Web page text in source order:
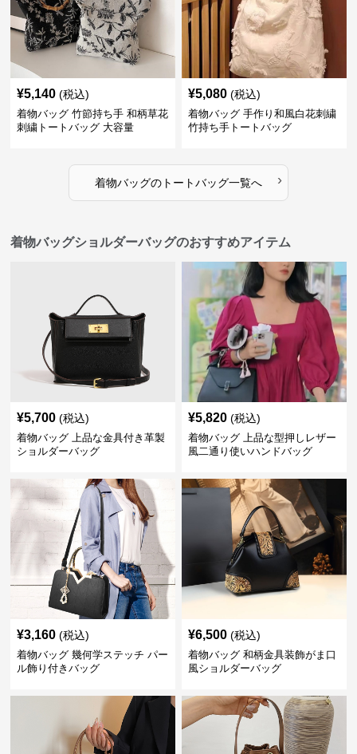
¥5,140 (税込)
着物バッグ 竹節持ち手 和柄草花
刺繍トートバッグ 大容量
¥5,080 (税込)
着物バッグ 手作り和風白花刺繍
竹持ち手トートバッグ
着物バッグのトートバッグ一覧へ ›
着物バッグショルダーバッグのおすすめアイテム
¥5,700 (税込)
着物バッグ 上品な金具付き革製
ショルダーバッグ
¥5,820 (税込)
着物バッグ 上品な型押しレザー
風二通り使いハンドバッグ
¥3,160 (税込)
着物バッグ 幾何学ステッチ パー
ル飾り付きバッグ
¥6,500 (税込)
着物バッグ 和柄金具装飾がま口
風ショルダーバッグ